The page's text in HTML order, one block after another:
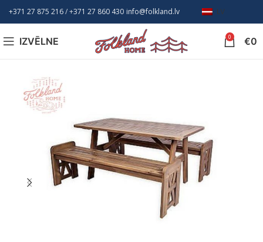
+371 27 875 216/ +371 27 860 430 info@folkland.lv LV
IZVĒLNE 0 €0